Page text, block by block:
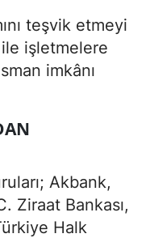
teşvik etmeyi
işletmelere
imkânı
Akbank,
Ziraat Bankası,
Halk